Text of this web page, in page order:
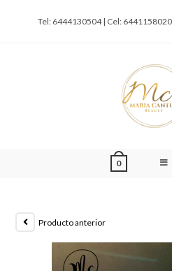
Tel: 6444130504 | Cel:
0
Producto anterior